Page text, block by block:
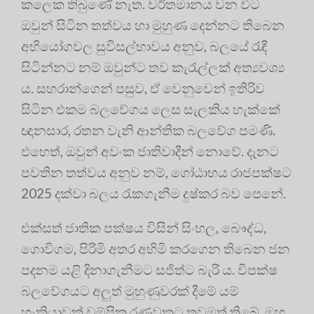
කලෙක තිබුණේ නැත. වර්තමානය වන විට
ඔවුන් සිටින තත්වය හා මුහුණ දෙන්නට තිබෙන
අභියෝගවල සුවිසල්භාවය අනුව, බලයේ රැඳී
සිටින්නට නම් ඔවුන්ට තව කැරැල්ලක් අත්‍යවශ්‍ය
ය. සහරාන්ගෙන් පසුව, ඒ වෙනුවෙන් ඉතිරිව
සිටින එකම බලවේගය ලෙස සැලකිය හැක්කේ
ඥානසාර, රතන වැනි ආන්තික බලවේග පමණි.
එහෙත්, ඔවුන් අවංක ජාතිවාදීන් නොවේ. දැනට
පවතින තත්වය අනුව නම්, ගෝඨාභය රාජපක්ෂට
2025 දක්වා බලය රැකගැනීම දුෂ්කර බව පෙනේ.
එක්සත් ජාතික පක්ෂය විසින් සිංහල, බෞද්ධ,
ගොවිගම, පිරිමි අතර අහිමි කරගෙන තිබෙන ජන
පදනම යළි දිනාගැනීමට සජිත්ට බැරි ය. විපක්ෂ
බලවේගයට අලුත් මුහුණුවරක් දීමේ යම්